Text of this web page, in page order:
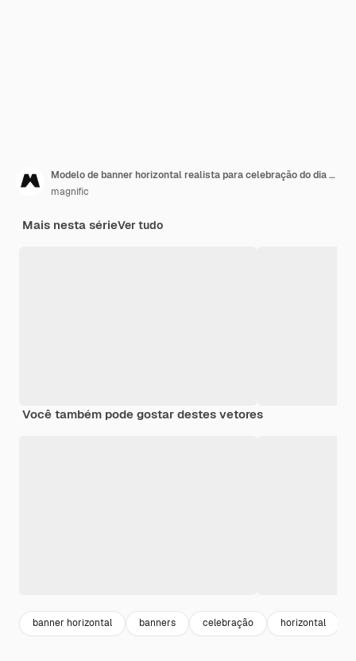
Modelo de banner horizontal realista para celebração do dia do trabalho
magnific
Mais nesta sérieVer tudo
Você também pode gostar destes vetores
banner horizontal banners celebração horizontal